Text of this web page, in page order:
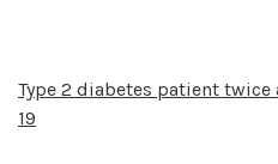
Type 2 diabetes patient
19